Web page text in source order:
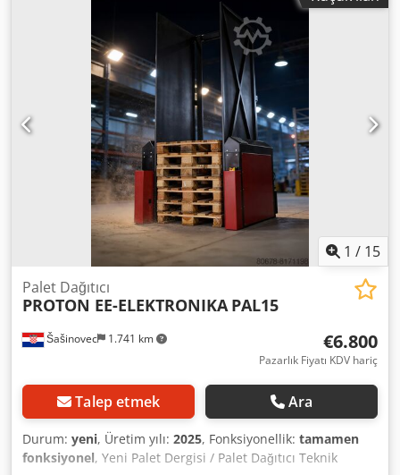
var - lütfen gerekli miktar hakkında bilgi alın! Fiyat net artı
KDV çıkış merkezi depo Dr. Sonntag GmbH & Co KG, 97076
Würzburg Kişiselleştirilmiş, uzman tavsiyesi için bizimle
iletişime geçmeniz yeterlidir. Bizimle telefon veya e-posta
yoluyla iletişime geçmeniz yeterlidir. Projelerinizin
planlanması ve gerçekleştirilmesinde size yardımcı
olmaktan mutluluk duyacağız. Sizden haber almak için
sabırsızlanıyoruz. Saygılarımla Dr Sonntag GmbH & Co.
ekibiniz. KG'DEKI EKIBINIZ İç lojistik için uzmanınız ve
irtibat kişiniz
1 / 15
Šašinovec 1.741 km
Palet Dağıtıcı
PROTON EE-ELEKTRONIKA PAL15
€6.800
Pazarlık Fiyatı KDV hariç
Talep etmek Ara
Durum: yeni, Üretim yılı: 2025, Fonksiyonellik: tamamen
fonksiyonel, Yeni Palet Dergisi / Palet Dağıtıcı Teknik